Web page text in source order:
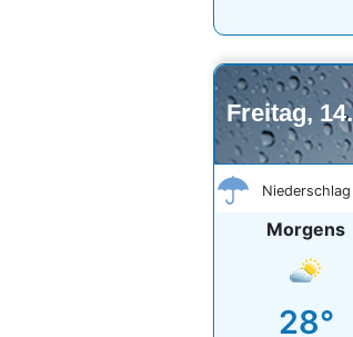
Freitag,
Niederschlag
Morgens
28°